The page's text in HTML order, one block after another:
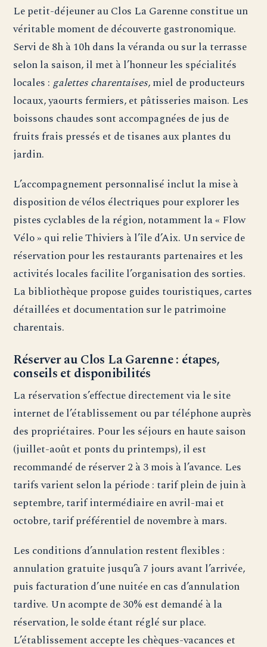
Le petit-déjeuner au Clos La Garenne constitue un
véritable moment de découverte gastronomique.
Servi de 8h à 10h dans la véranda ou sur la terrasse
selon la saison, il met à l’honneur les spécialités
locales : galettes charentaises, miel de producteurs
locaux, yaourts fermiers, et pâtisseries maison. Les
boissons chaudes sont accompagnées de jus de
fruits frais pressés et de tisanes aux plantes du
jardin.
L’accompagnement personnalisé inclut la mise à
disposition de vélos électriques pour explorer les
pistes cyclables de la région, notamment la « Flow
Vélo » qui relie Thiviers à l’île d’Aix. Un service de
réservation pour les restaurants partenaires et les
activités locales facilite l’organisation des sorties.
La bibliothèque propose guides touristiques, cartes
détaillées et documentation sur le patrimoine
charentais.
Réserver au Clos La Garenne : étapes,
conseils et disponibilités
La réservation s’effectue directement via le site
internet de l’établissement ou par téléphone auprès
des propriétaires. Pour les séjours en haute saison
(juillet-août et ponts du printemps), il est
recommandé de réserver 2 à 3 mois à l’avance. Les
tarifs varient selon la période : tarif plein de juin à
septembre, tarif intermédiaire en avril-mai et
octobre, tarif préférentiel de novembre à mars.
Les conditions d’annulation restent flexibles :
annulation gratuite jusqu’à 7 jours avant l’arrivée,
puis facturation d’une nuitée en cas d’annulation
tardive. Un acompte de 30% est demandé à la
réservation, le solde étant réglé sur place.
L’établissement accepte les chèques-vacances et